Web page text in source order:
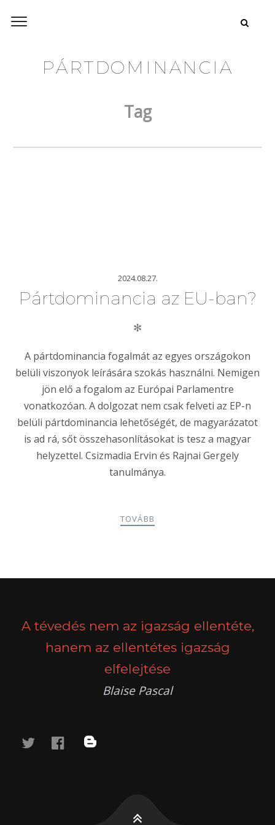
PÁRTDOMINANCIA
Tag
2024.08.27.
Pártdominancia az EU-ban?
✻
A pártdominancia fogalmát az egyes országokon
belüli viszonyok leírására szokás használni. Nemigen
jön elő a fogalom az Európai Parlamentre
vonatkozóan. A dolgozat nem csak felveti az EP-n
belüli pártdominancia lehetőségét, de magyarázatot
is ad rá, sőt összehasonlításokat is tesz a magyar
helyzettel. Csizmadia Ervin és Rajnai Gergely
tanulmánya.
TOVÁBB
A tévedés nem az igazság ellentéte,
hanem az ellentétes igazság
elfelejtése
Blaise Pascal
twitterfacebook
blog